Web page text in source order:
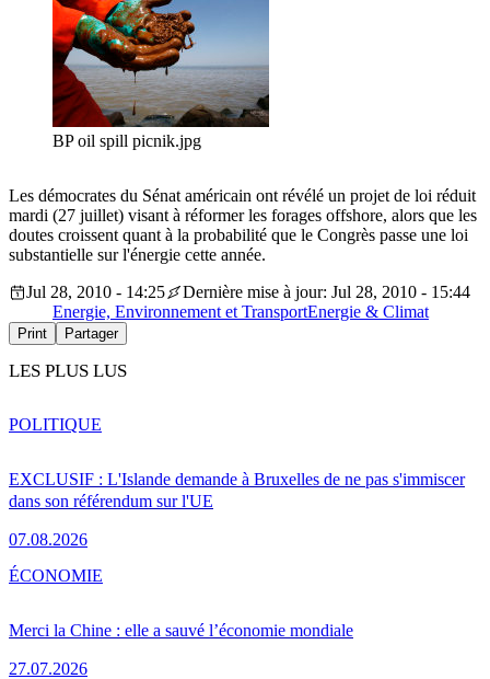
BP oil spill picnik.jpg
Les démocrates du Sénat américain ont révélé un projet de loi réduit
mardi (27 juillet) visant à réformer les forages offshore, alors que les
doutes croissent quant à la probabilité que le Congrès passe une loi
substantielle sur l'énergie cette année.
Jul 28, 2010 - 14:25
Dernière mise à jour: Jul 28, 2010 - 15:44
Energie, Environnement et TransportEnergie & Climat
Print Partager
LES PLUS LUS
EXCLUSIF : L'Islande demande à Bruxelles de ne pas s'immiscer
dans son référendum sur l'UE
07.08.2026
POLITIQUE
Merci la Chine : elle a sauvé l’économie mondiale
27.07.2026
ÉCONOMIE